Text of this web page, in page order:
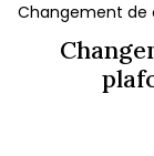
Changement de